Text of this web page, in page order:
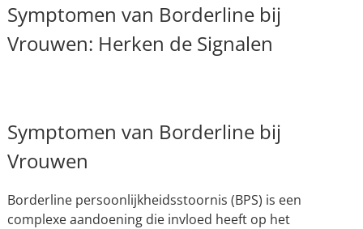
Symptomen van Borderline bij
Vrouwen: Herken de Signalen
Symptomen van Borderline bij
Vrouwen
Borderline persoonlijkheidsstoornis (BPS) is een
complexe aandoening die invloed heeft op het